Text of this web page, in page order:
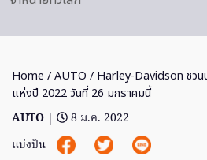
Home /AUTO / Harley-Davidson ชว
แห่งปี 2022 วันที่ 26 มกราคมนี้
AUTO |
8 ม.ค. 2022
แบ่งปัน